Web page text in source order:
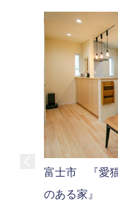
富士市 『愛
のある家』